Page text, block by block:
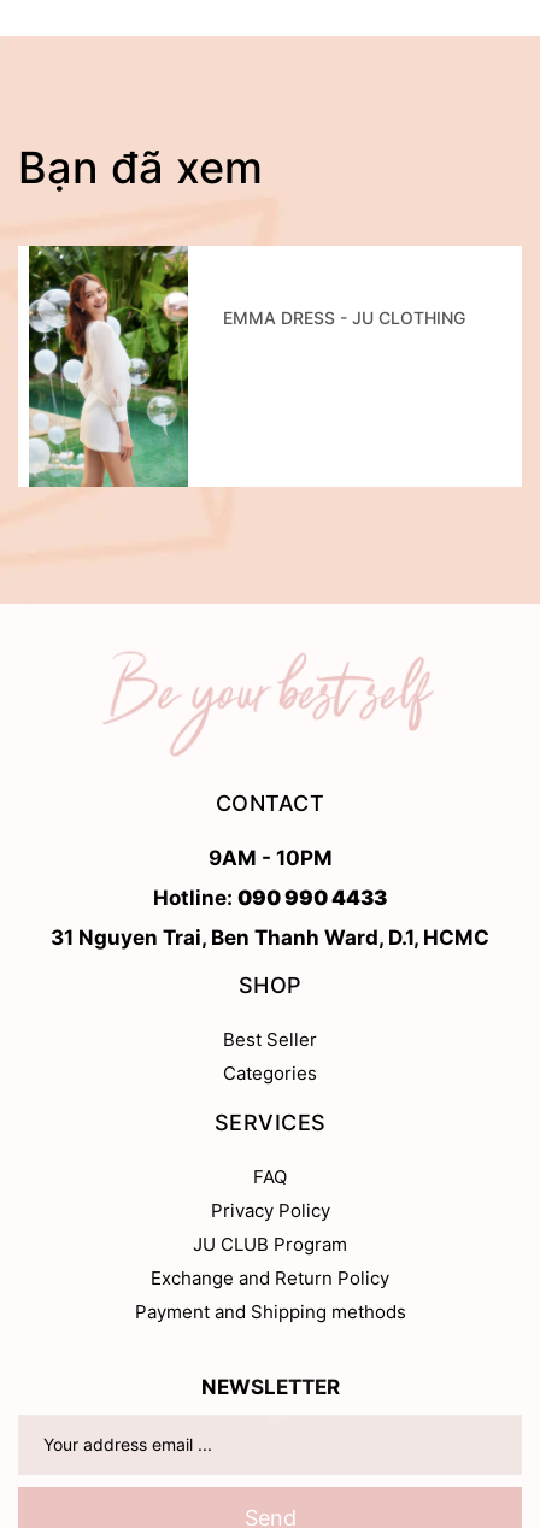
Bạn đã xem
EMMA DRESS - JU CLOTHING
CONTACT
9AM - 10PM
Hotline: 090 990 4433
31 Nguyen Trai, Ben Thanh Ward, D.1, HCMC
SHOP
Best Seller
Categories
SERVICES
FAQ
Privacy Policy
JU CLUB Program
Exchange and Return Policy
Payment and Shipping methods
NEWSLETTER
Send